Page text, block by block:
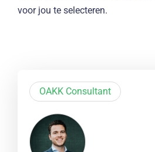
voor jou te selecteren.
OAKK Consultant